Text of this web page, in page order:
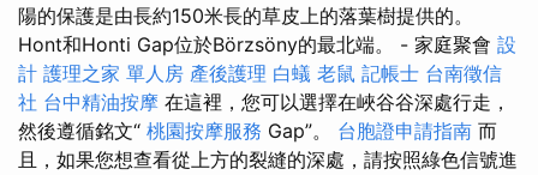
陽的保護是由長約150米長的草皮上的落葉樹提供的。
Hont和Honti Gap位於Börzsöny的最北端。 - 家庭聚會 設
計 護理之家 單人房 產後護理 白蟻 老鼠 記帳士 台南徵信
社 台中精油按摩 在這裡，您可以選擇在峽谷谷深處行走，
然後遵循銘文“ 桃園按摩服務 Gap”。 台胞證申請指南 而
且，如果您想查看從上方的裂縫的深處，請按照綠色信號進